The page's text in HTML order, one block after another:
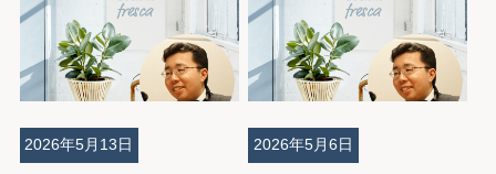
2026年5月13日 2026年5月6日